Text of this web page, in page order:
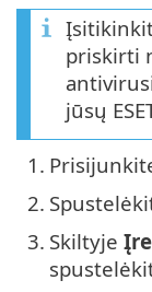
priskirti
jūsų
1.
2.
3. Skiltyje